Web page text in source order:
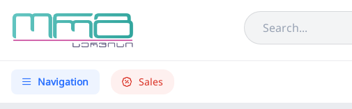
Navigation Sales